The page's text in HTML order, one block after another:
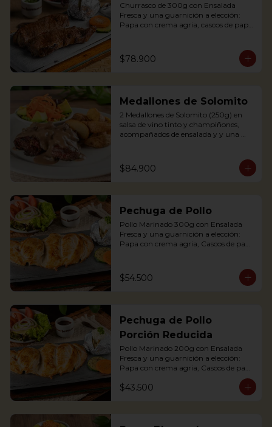
Churrasco de 300g con Ensalada
Fresca y una guarnición a elección:
Papa con crema agria, cascos de papa
y arracacha
served on a griddle with a baked
potato with sour cream.
Accompanied with a fresh salad and
Chimichurri sauce.
$78.900
Medallones de Solomito
2 Medallones de Solomito (250g) en
salsa de vino tinto y champiñones,
acompañados de ensalada y y una
maduro relleno de quesito, Palitos de
Yuca, Puré de papa y arracacha
with rustic potatoes and fresh avocado
salad
$84.900
Pechuga de Pollo
Pollo Marinado 300g con Ensalada
Fresca y una guarnición a elección:
Papa con crema agria, Cascos de papa
y arracacha.
with a fresh salad.
$54.500
Pechuga de Pollo
Porción Reducida
Pollo Marinado 200g con Ensalada
Fresca y una guarnición a elección:
Papa con crema agria, Cascos de papa
quesito, Palitos de Yuca, Puré de papa
y arracacha. (Foto Porción Completa)
$43.500